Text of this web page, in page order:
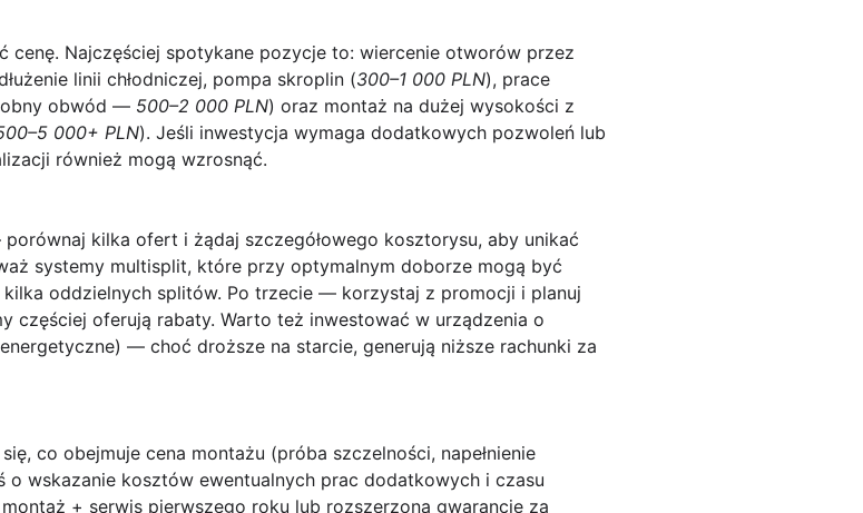
cenę. Najczęściej spotykane pozycje to: wiercenie otworów przez
linii chłodniczej, pompa skroplin (300–1 000 PLN), prace
obwód — 500–2 000 PLN) oraz montaż na dużej wysokości z
000+ PLN). Jeśli inwestycja wymaga dodatkowych pozwoleń lub
również mogą wzrosnąć.
kilka ofert i żądaj szczegółowego kosztorysu, aby unikać
systemy multisplit, które przy optymalnym doborze mogą być
oddzielnych splitów. Po trzecie — korzystaj z promocji i planuj
częściej oferują rabaty. Warto też inwestować w urządzenia o
— choć droższe na starcie, generują niższe rachunki za
co obejmuje cena montażu (próba szczelności, napełnienie
o wskazanie kosztów ewentualnych prac dodatkowych i czasu
+ serwis pierwszego roku lub rozszerzoną gwarancję za